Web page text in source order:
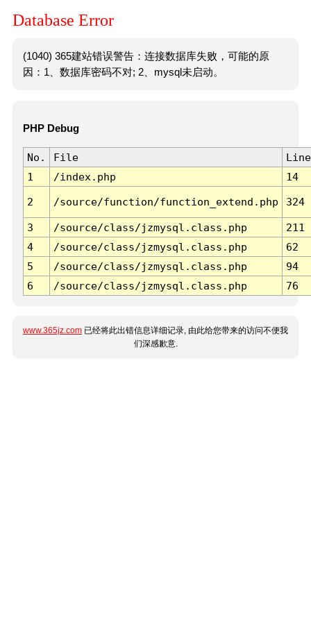
Database Error
(1040) 365建站错误警告：连接数据库失败，可能的原
因：1、数据库密码不对; 2、mysql未启动。
PHP Debug
No. File
Line
1
/index.php 14
2 /source/function/function_extend.php 324
3 /source/class/jzmysql.class.php
211
4
/source/class/jzmysql.class.php
62
5
/source/class/jzmysql.class.php
94
6
/source/class/jzmysql.class.php 76
www.365jz.com 已经将此出错信息详细记录, 由此给您带来的访问不便我
们深感歉意.